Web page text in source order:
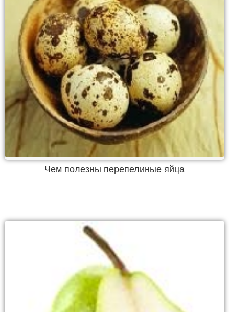
Чем полезны перепелиные яйца